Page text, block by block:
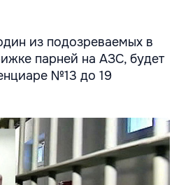
из подозреваемых в
парней на АЗС, будет
№13 до 19